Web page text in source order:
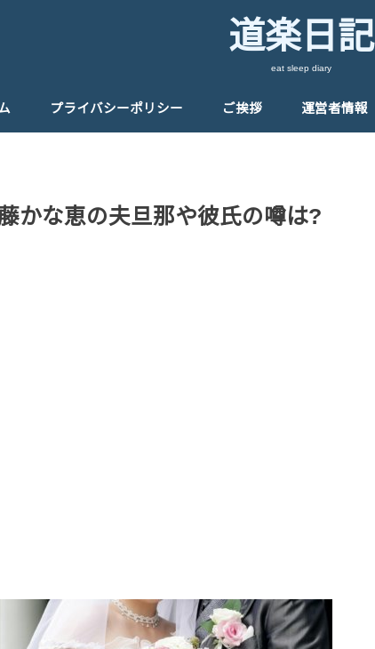
道楽日記
eat sleep diary
プライバシーポリシー ご挨拶 運営者情報
かな恵の夫旦那や彼氏の噂は?